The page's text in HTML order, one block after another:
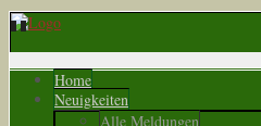
Home
Neuigkeiten
Alle Meldungen